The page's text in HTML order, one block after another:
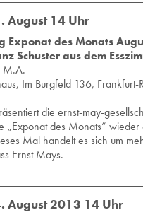
August 14 Uhr
Exponat des Monats
Schuster aus dem
M.A.
Im Burgfeld 136, Frankfurt-
die ernst-may-
„Exponat des Monats“
Mal handelt es sich um
Ernst Mays.
August 2013 14 Uhr